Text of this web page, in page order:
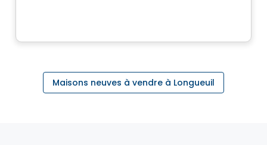
Maisons neuves à vendre à Longueuil